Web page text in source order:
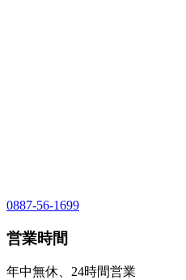
0887-56-1699
営業時間
年中無休、24時間営業